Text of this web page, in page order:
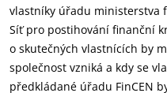
vlastníky úřadu ministerstva
Síť pro postihování finanční
o skutečných vlastnících by
společnost vzniká a kdy se
předkládané úřadu FinCEN